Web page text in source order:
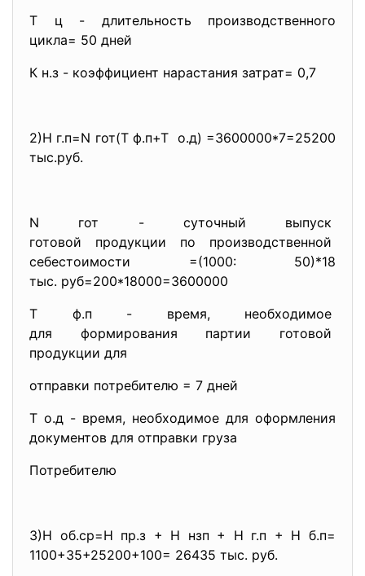
Т ц - длительность производственного
цикла= 50 дней
К н.з - коэффициент нарастания затрат= 0,7
2)Н г.п=N гот(Т ф.п+Т о.д) =3600000*7=25200
тыс.руб.
N гот - суточный выпуск
готовой продукции по производственной
себестоимости =(1000: 50)*18
тыс. руб=200*18000=3600000
Т ф.п - время, необходимое
для формирования партии готовой
продукции для
отправки потребителю = 7 дней
Т о.д - время, необходимое для оформления
документов для отправки груза
Потребителю
3)Н об.ср=Н пр.з + Н нзп + Н г.п + Н б.п=
1100+35+25200+100= 26435 тыс. руб.